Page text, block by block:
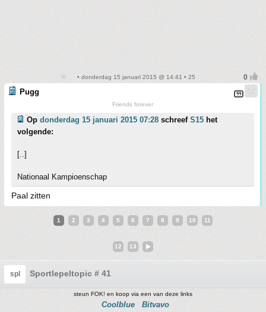
• donderdag 15 januari 2015 @ 14:41 • 25
Pugg
Friends forever
Op donderdag 15 januari 2015 07:28 schreef S15 het
volgende:
[..]
Nationaal Kampioenschap
Paal zitten
1 2 3 4 5 6 7 8 9 10 11
12 13
spl Sportlepeltopic # 41
steun FOK! en koop via een van deze links
Coolblue Bitvavo